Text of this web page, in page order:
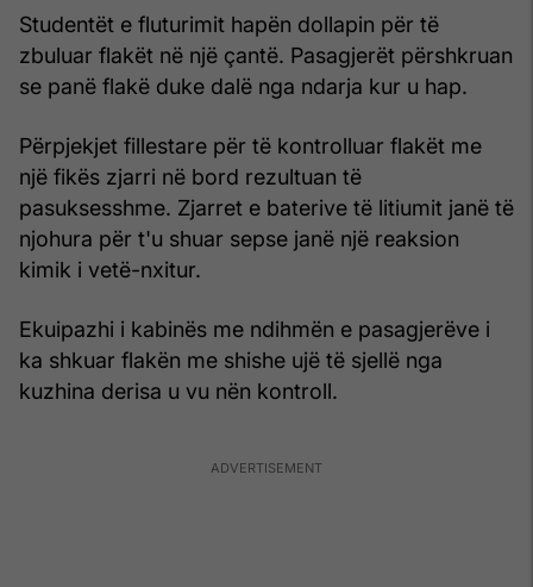
Studentët e fluturimit hapën dollapin për të
zbuluar flakët në një çantë. Pasagjerët përshkruan
se panë flakë duke dalë nga ndarja kur u hap.
Përpjekjet fillestare për të kontrolluar flakët me
një fikës zjarri në bord rezultuan të
pasuksesshme. Zjarret e baterive të litiumit janë të
njohura për t'u shuar sepse janë një reaksion
kimik i vetë-nxitur.
Ekuipazhi i kabinës me ndihmën e pasagjerëve i
ka shkuar flakën me shishe ujë të sjellë nga
kuzhina derisa u vu nën kontroll.